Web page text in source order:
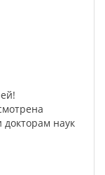
докторам наук